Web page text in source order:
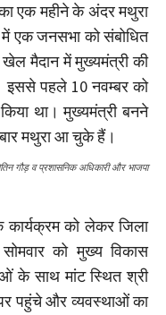
एक महीने के अंदर मथुरा
में एक जनसभा को संबोधित
मैदान में मुख्यमंत्री की
इससे पहले 10 नवम्बर को
था। मुख्यमंत्री बनने
मथुरा आ चुके हैं।
गौड़ व प्रशासनिक अधिकारी और भाजपा
को लेकर जिला
को मुख्य विकास
के साथ मांट स्थित श्री
पहुंचे और व्यवस्थाओं का